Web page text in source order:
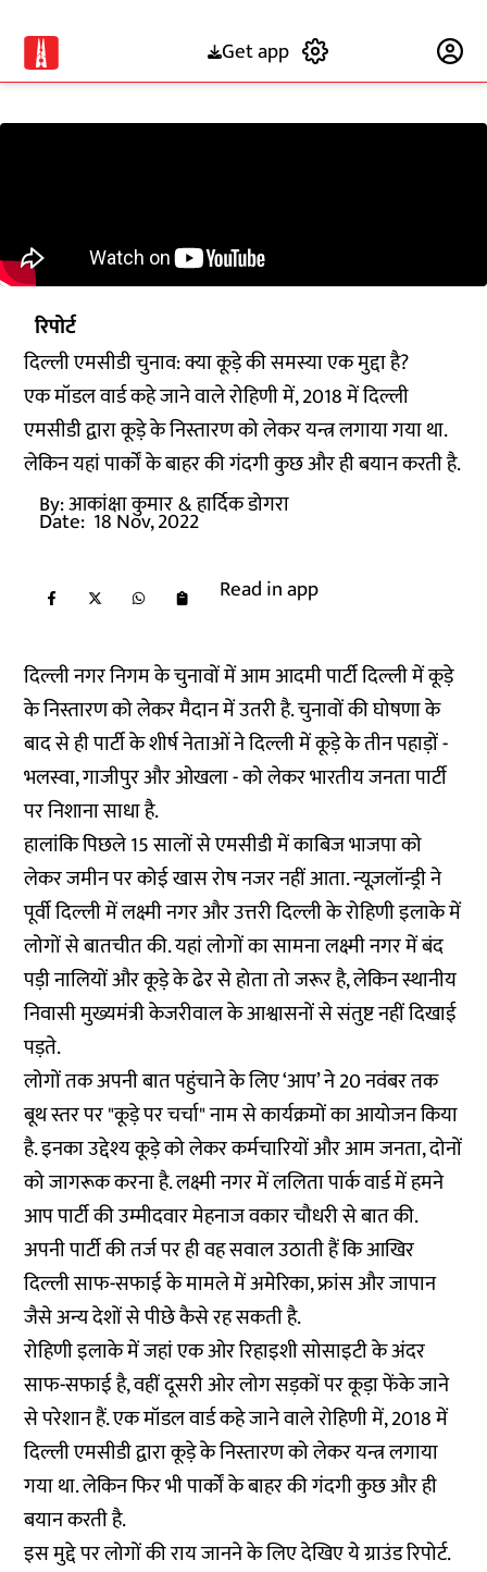
Get app
रिपोर्ट
दिल्ली एमसीडी चुनाव: क्या कूड़े की समस्या एक मुद्दा है?
एक मॉडल वार्ड कहे जाने वाले रोहिणी में, 2018 में दिल्ली
एमसीडी द्वारा कूड़े के निस्तारण को लेकर यन्त्र लगाया गया था.
लेकिन यहां पार्कों के बाहर की गंदगी कुछ और ही बयान करती है.
By:आकांक्षा कुमार& हार्दिक डोगरा
Date: 18 Nov, 2022
Read in app
दिल्ली नगर निगम के चुनावों में आम आदमी पार्टी दिल्ली में कूड़े
के निस्तारण को लेकर मैदान में उतरी है. चुनावों की घोषणा के
बाद से ही पार्टी के शीर्ष नेताओं ने दिल्ली में कूड़े के तीन पहाड़ों -
भलस्वा, गाजीपुर और ओखला - को लेकर भारतीय जनता पार्टी
पर निशाना साधा है.
हालांकि पिछले 15 सालों से एमसीडी में काबिज भाजपा को
लेकर जमीन पर कोई खास रोष नजर नहीं आता. न्यूज़लॉन्ड्री ने
पूर्वी दिल्ली में लक्ष्मी नगर और उत्तरी दिल्ली के रोहिणी इलाके में
लोगों से बातचीत की. यहां लोगों का सामना लक्ष्मी नगर में बंद
पड़ी नालियों और कूड़े के ढेर से होता तो जरूर है, लेकिन स्थानीय
निवासी मुख्यमंत्री केजरीवाल के आश्वासनों से संतुष्ट नहीं दिखाई
पड़ते.
लोगों तक अपनी बात पहुंचाने के लिए ‘आप’ ने 20 नवंबर तक
बूथ स्तर पर "कूड़े पर चर्चा" नाम से कार्यक्रमों का आयोजन किया
है. इनका उद्देश्य कूड़े को लेकर कर्मचारियों और आम जनता, दोनों
को जागरूक करना है. लक्ष्मी नगर में ललिता पार्क वार्ड में हमने
आप पार्टी की उम्मीदवार मेहनाज वकार चौधरी से बात की.
अपनी पार्टी की तर्ज पर ही वह सवाल उठाती हैं कि आखिर
दिल्ली साफ-सफाई के मामले में अमेरिका, फ्रांस और जापान
जैसे अन्य देशों से पीछे कैसे रह सकती है.
रोहिणी इलाके में जहां एक ओर रिहाइशी सोसाइटी के अंदर
साफ-सफाई है, वहीं दूसरी ओर लोग सड़कों पर कूड़ा फेंके जाने
से परेशान हैं. एक मॉडल वार्ड कहे जाने वाले रोहिणी में, 2018 में
दिल्ली एमसीडी द्वारा कूड़े के निस्तारण को लेकर यन्त्र लगाया
गया था. लेकिन फिर भी पार्कों के बाहर की गंदगी कुछ और ही
बयान करती है.
इस मुद्दे पर लोगों की राय जानने के लिए देखिए ये ग्राउंड रिपोर्ट.